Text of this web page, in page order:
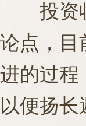
投资收
论点，目
进的过程
以便扬